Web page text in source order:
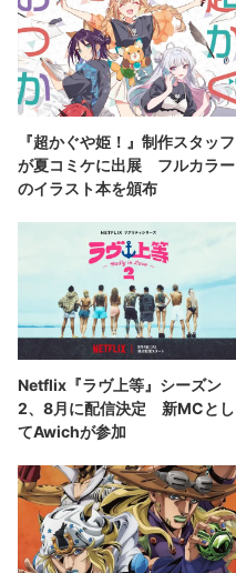
『超かぐや姫！』制作スタッフ
が夏コミケに出展 フルカラー
のイラスト本を頒布
Netflix『ラヴ上等』シーズン
2、8月に配信決定 新MCとし
てAwichが参加